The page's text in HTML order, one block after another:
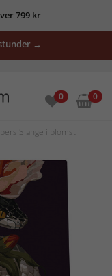
799 kr
→
0 0
Slange i blomst